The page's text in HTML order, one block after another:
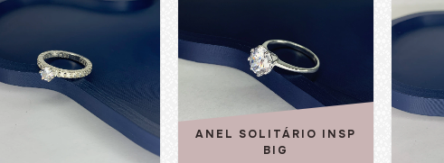
ANEL SOLITÁRIO INSP
BIG